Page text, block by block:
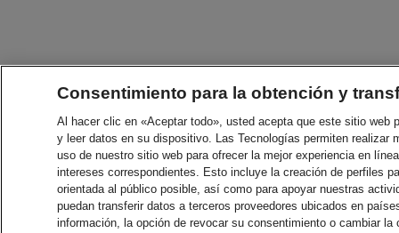
Consentimiento para la obtención y
Al hacer clic en «Aceptar todo», usted acepta que este sitio
y leer datos en su dispositivo. Las Tecnologías permiten
uso de nuestro sitio web para ofrecer la mejor experiencia en
intereses correspondientes. Esto incluye la creación de perfiles
orientada al público posible, así como para apoyar nuestras
puedan transferir datos a terceros proveedores ubicados en
información, la opción de revocar su consentimiento o cambiar